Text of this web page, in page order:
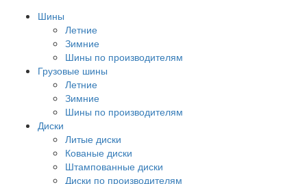
Шины
Летние
Зимние
Шины по производителям
Грузовые шины
Летние
Зимние
Шины по производителям
Диски
Литые диски
Кованые диски
Штампованные диски
Диски по производителям